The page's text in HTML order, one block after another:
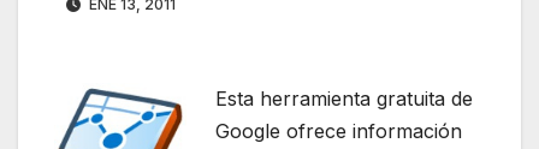
ENE 13, 2011
Esta herramienta gratuita de
Google ofrece información